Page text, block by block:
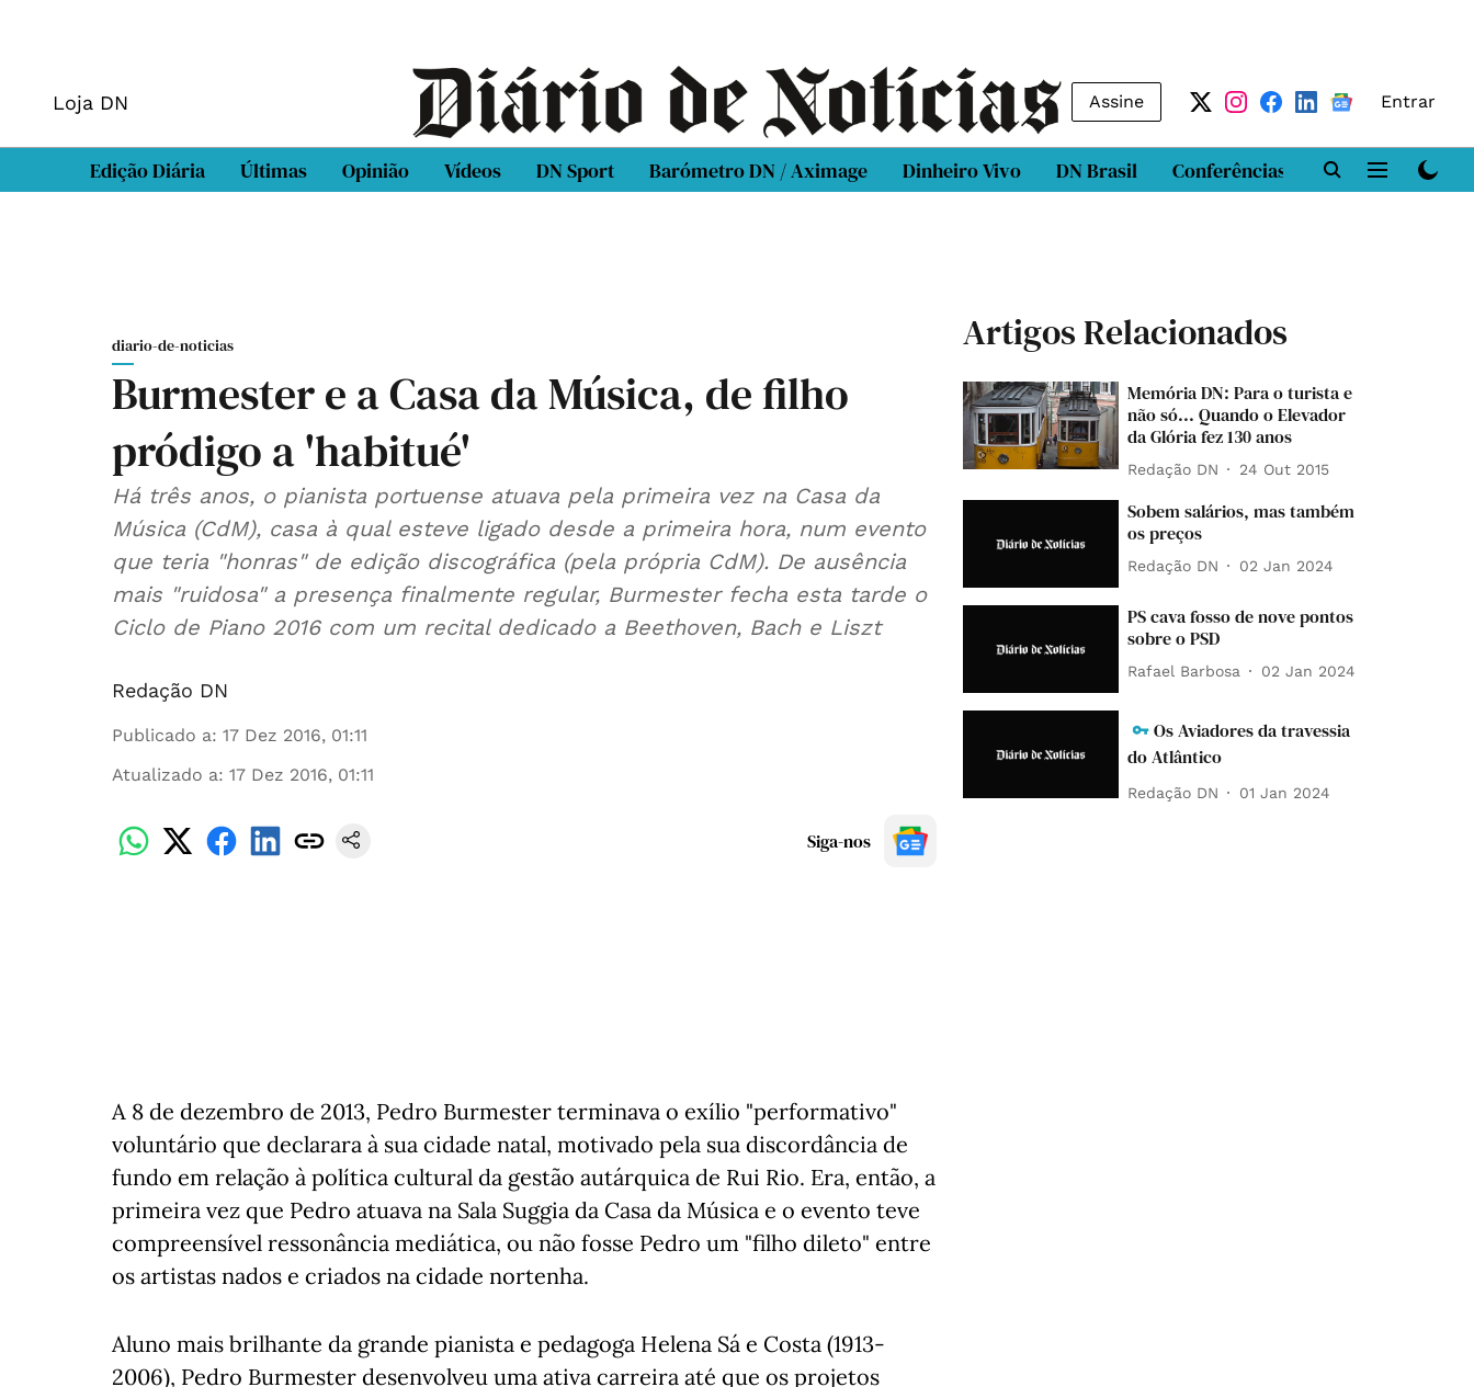
Loja DN Assine Entrar
Edição Diária Últimas Opinião Vídeos DN Sport Barómetro DN / Aximage Dinheiro Vivo DN Brasil Conferências DN LAB
diario-de-noticias
Burmester e a Casa da Música, de filho
pródigo a 'habitué'
Há três anos, o pianista portuense atuava pela primeira vez na Casa da
Música (CdM), casa à qual esteve ligado desde a primeira hora, num evento
que teria "honras" de edição discográfica (pela própria CdM). De ausência
mais "ruidosa" a presença finalmente regular, Burmester fecha esta tarde o
Ciclo de Piano 2016 com um recital dedicado a Beethoven, Bach e Liszt
Redação DN
Publicado a: 17 Dez 2016, 01:11
Atualizado a: 17 Dez 2016, 01:11
Siga-nos
A 8 de dezembro de 2013, Pedro Burmester terminava o exílio "performativo"
voluntário que declarara à sua cidade natal, motivado pela sua discordância de
fundo em relação à política cultural da gestão autárquica de Rui Rio. Era, então, a
primeira vez que Pedro atuava na Sala Suggia da Casa da Música e o evento teve
compreensível ressonância mediática, ou não fosse Pedro um "filho dileto" entre
os artistas nados e criados na cidade nortenha.
Aluno mais brilhante da grande pianista e pedagoga Helena Sá e Costa (1913-
2006), Pedro Burmester desenvolveu uma ativa carreira até que os projetos
Artigos Relacionados
Memória DN: Para o turista e
não só... Quando o Elevador
da Glória fez 130 anos
Redação DN 24 Out 2015
Sobem salários, mas também
os preços
Redação DN 02 Jan 2024
PS cava fosso de nove pontos
sobre o PSD
Rafael Barbosa 02 Jan 2024
Os Aviadores da travessia
do Atlântico
Redação DN 01 Jan 2024